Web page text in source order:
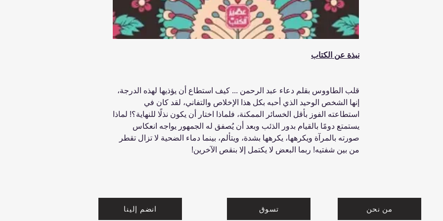
نبذة عن الكتاب
قلب الطاووس بقلم دعاء عبد الرحمن ... كيف استطاع أن يؤذيها لهذه الدرجة،
إنها الشخص الوحيد الذي أحبه بكل هذا الإخلاص ‏والتفاني، لقد كان في
استطاعته الفوز بأقل الخسائر الممكنة، فلماذا اختار أن يكون نذلًا ‏للنهاية؟!‏ لماذا
يستمتع دومًا بالقيام بدور الذئب وبعد أن يُصفق له الجمهور يواجه انعكاس
‏صورته بالمرآة ويكرهها، يكرهها بشدة، ويتألم، بينما دماء الضحية لا تزال تقطر
من بين ‏شفتيه!‏ ربما البعض لا يكتمل إلا بنقص الآخرين!‏
انضم إلينا تسوق من نحن